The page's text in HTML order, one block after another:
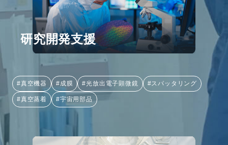
研究開発支援
#真空機器 #成膜 #光放出電子顕微鏡 #スパッタリング
#真空蒸着 #宇宙用部品